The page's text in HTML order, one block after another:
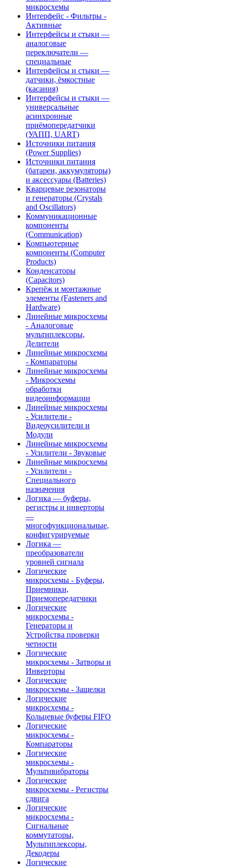
микросхемы
Интерфейс - Фильтры -
Активные
Интерфейсы и стыки —
аналоговые
переключатели —
специальные
Интерфейсы и стыки —
датчики, ёмкостные
(касания)
Интерфейсы и стыки —
универсальные
асинхронные
приёмопередатчики
(УАПП, UART)
Источники питания
(Power Supplies)
Источники питания
(батареи, аккумуляторы)
и аксессуары (Batteries)
Кварцевые резонаторы
и генераторы (Crystals
and Oscillators)
Коммуникационные
компоненты
(Communication)
Компьютерные
компоненты (Computer
Products)
Конденсаторы
(Capacitors)
Крепёж и монтажные
элементы (Fasteners and
Hardware)
Линейные микросхемы
- Аналоговые
мультиплексоры,
Делители
Линейные микросхемы
- Компараторы
Линейные микросхемы
- Микросхемы
обработки
видеоинформации
Линейные микросхемы
- Усилители -
Видеоусилители и
Модули
Линейные микросхемы
- Усилители - Звуковые
Линейные микросхемы
- Усилители -
Специального
назначения
Логика — буферы,
регистры и инверторы
—
многофункциональные,
конфигурируемые
Логика —
преобразователи
уровней сигнала
Логические
микросхемы - Буферы,
Приемники,
Приемопередатчики
Логические
микросхемы -
Генераторы и
Устройства проверки
четности
Логические
микросхемы - Затворы и
Инверторы
Логические
микросхемы - Защелки
Логические
микросхемы -
Кольцевые буферы FIFO
Логические
микросхемы -
Компараторы
Логические
микросхемы -
Мультивибраторы
Логические
микросхемы - Регистры
сдвига
Логические
микросхемы -
Сигнальные
коммутаторы,
Мультиплексоры,
Декодеры
Логические